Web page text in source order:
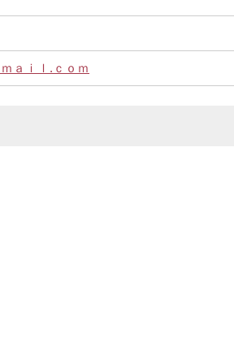
ａｉｌ.ｃｏｍ